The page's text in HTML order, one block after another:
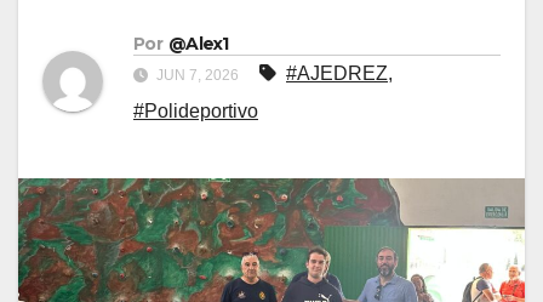
Por @Alex1
JUN 7, 2026 #AJEDREZ,
#Polideportivo